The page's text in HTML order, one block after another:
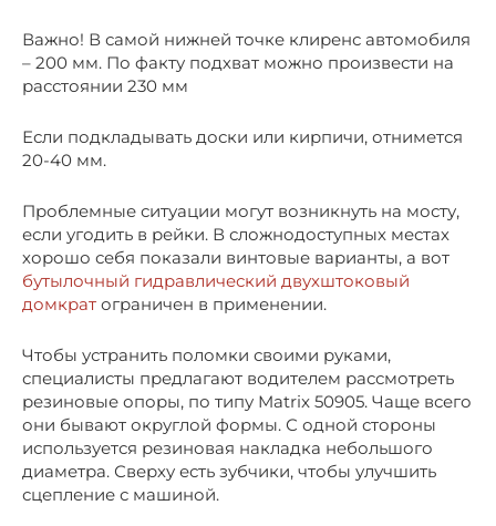
Важно! В самой нижней точке клиренс автомобиля
– 200 мм. По факту подхват можно произвести на
расстоянии 230 мм
Если подкладывать доски или кирпичи, отнимется
20-40 мм.
Проблемные ситуации могут возникнуть на мосту,
если угодить в рейки. В сложнодоступных местах
хорошо себя показали винтовые варианты, а вот
бутылочный гидравлический двухштоковый
домкрат ограничен в применении.
Чтобы устранить поломки своими руками,
специалисты предлагают водителем рассмотреть
резиновые опоры, по типу Matrix 50905. Чаще всего
они бывают округлой формы. С одной стороны
используется резиновая накладка небольшого
диаметра. Сверху есть зубчики, чтобы улучшить
сцепление с машиной.